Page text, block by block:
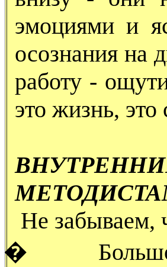
эмоциями и
осознания на
работу -
это жизнь, это
Не забываем,
�